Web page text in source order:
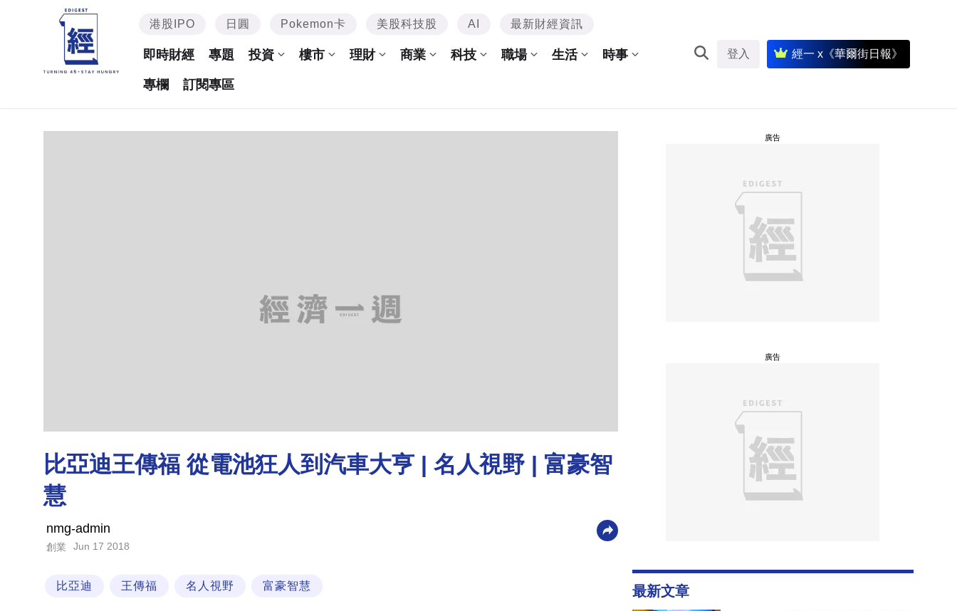
港股IPO 日圓 Pokemon卡 美股科技股 AI 最新財經資訊
即時財經 專題 投資 樓市 理財 商業 科技 職場 生活 時事
專欄 訂閱專區
登入 經一 x《華爾街日報》
比亞迪王傳福 從電池狂人到汽車大亨 | 名人視野 | 富豪智
慧
nmg-admin
創業 Jun 17 2018
比亞迪 王傳福 名人視野 富豪智慧
廣告
廣告
最新文章